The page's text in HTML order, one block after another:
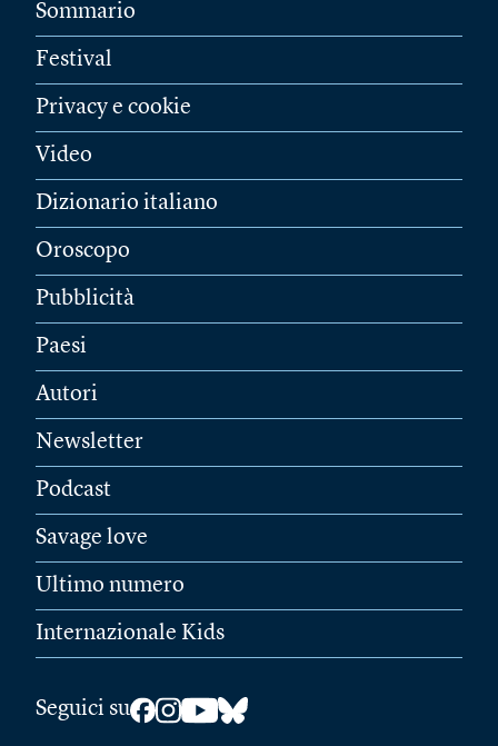
Sommario
Festival
Privacy e cookie
Video
Dizionario italiano
Oroscopo
Pubblicità
Paesi
Autori
Newsletter
Podcast
Savage love
Ultimo numero
Internazionale Kids
Seguici su